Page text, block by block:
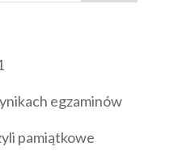
egzaminów
pamiątkowe